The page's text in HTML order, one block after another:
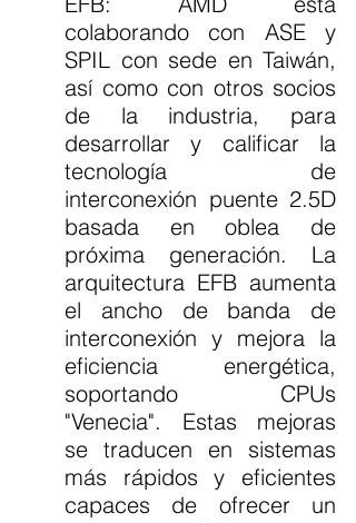
colaborando con ASE y
SPIL con sede en Taiwán,
así como con otros socios
de la industria, para
desarrollar y calificar la
tecnología de
interconexión puente 2.5D
basada en oblea de
próxima generación. La
arquitectura EFB aumenta
el ancho de banda de
interconexión y mejora la
eficiencia energética,
soportando CPUs
"Venecia". Estas mejoras
se traducen en sistemas
más rápidos y eficientes
capaces de ofrecer un